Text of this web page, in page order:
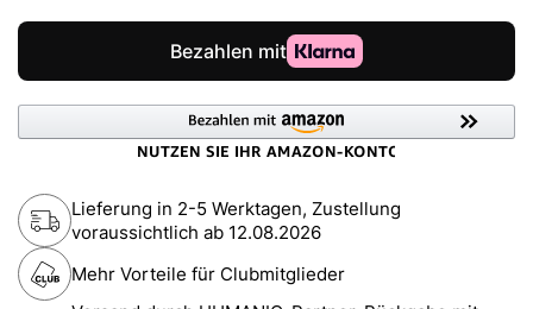
Lieferung in 2-5 Werktagen, Zustellung
voraussichtlich ab 12.08.2026
Mehr Vorteile für Clubmitglieder